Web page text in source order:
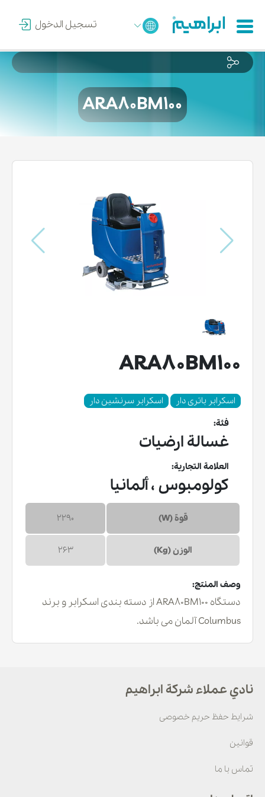
تسجيل الدخول
ARA80BM100
ARA80BM100
اسکرابر باتری دار
اسکرابر سرنشین دار
فئة:
غسالة ارضيات
العلامة التجارية:
كولومبوس ، ألمانيا
قوة (W) 2290
الوزن (Kg) 263
وصف المنتج:
دستگاه ARA80BM100 از دسته بندی اسکرابر و برند
Columbus آلمان می باشد.
نادي عملاء شركة ابراهيم
شرایط حفظ حریم خصوصی
قوانین
تماس با ما